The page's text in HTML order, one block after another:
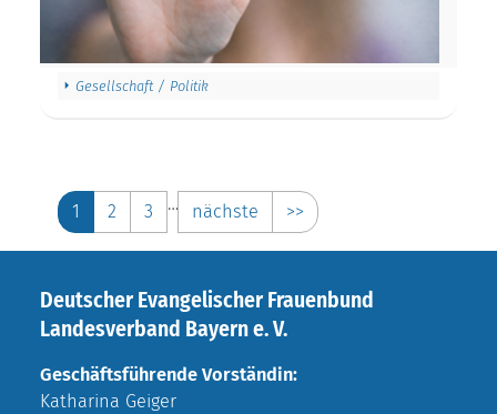
Gesellschaft / Politik
1 2 3 … nächste >>
Deutscher Evangelischer Frauenbund
Landesverband Bayern e. V.
Geschäftsführende Vorständin:
Katharina Geiger